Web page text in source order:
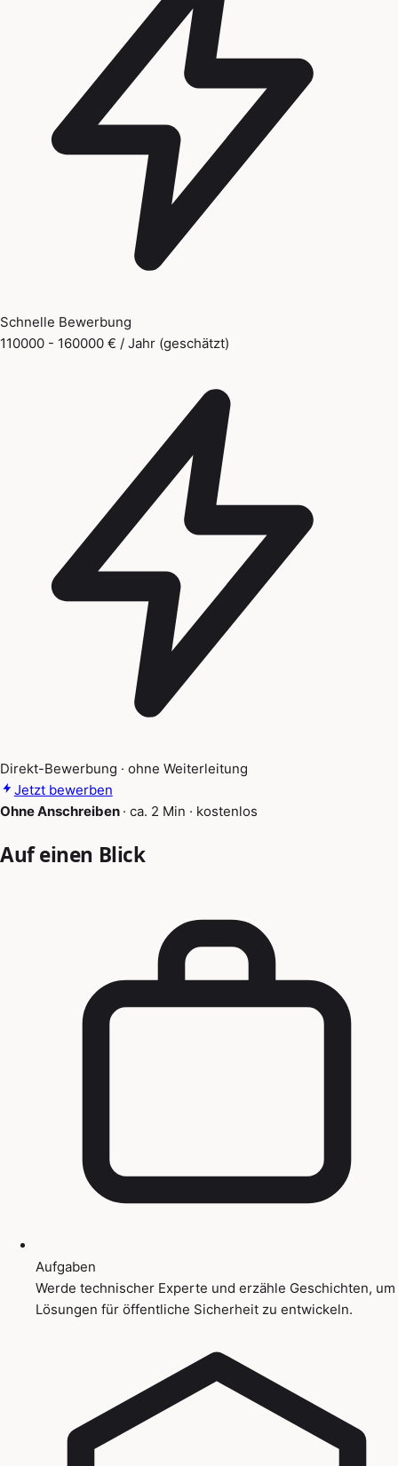
Schnelle Bewerbung
110000 - 160000 € / Jahr (geschätzt)
Direkt-Bewerbung · ohne Weiterleitung
Jetzt bewerben
Ohne Anschreiben · ca. 2 Min · kostenlos
Auf einen Blick
Aufgaben
Werde technischer Experte und erzähle Geschichten, um
Lösungen für öffentliche Sicherheit zu entwickeln.